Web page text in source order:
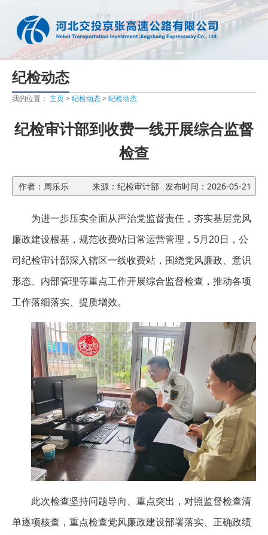
纪检动态
我的位置： 主页> 纪检动态> 纪检动态
纪检审计部到收费一线开展综合监督
检查
作者：周乐乐 来源：纪检审计部 发布时间：2026-05-21
为进一步压实全面从严治党监督责任，夯实基层党风
廉政建设根基，规范收费站日常运营管理，5月20日，公
司纪检审计部深入辖区一线收费站，围绕党风廉政、意识
形态、内部管理等重点工作开展综合监督检查，推动各项
工作落细落实、提质增效。
此次检查坚持问题导向、重点突出，对照监督检查清
单逐项核查，重点检查党风廉政建设部署落实、正确政绩